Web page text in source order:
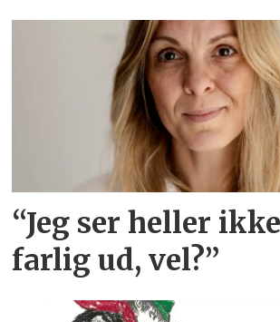
“Jeg ser heller
farlig ud, vel?”